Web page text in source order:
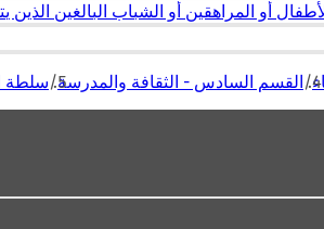
أو المراهقين أو الشباب البالغين الذين
القسم السادس - الثقافة والمدرسة سلطة